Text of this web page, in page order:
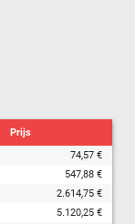
Prijs
74,57 €
547,88 €
2.614,75 €
5.120,25 €